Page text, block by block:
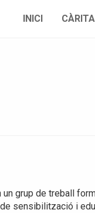
INICI
un grup de treball
sensibilització i